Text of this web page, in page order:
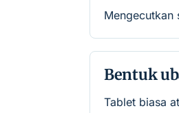
Mengecutkan
Bentuk
Tablet biasa